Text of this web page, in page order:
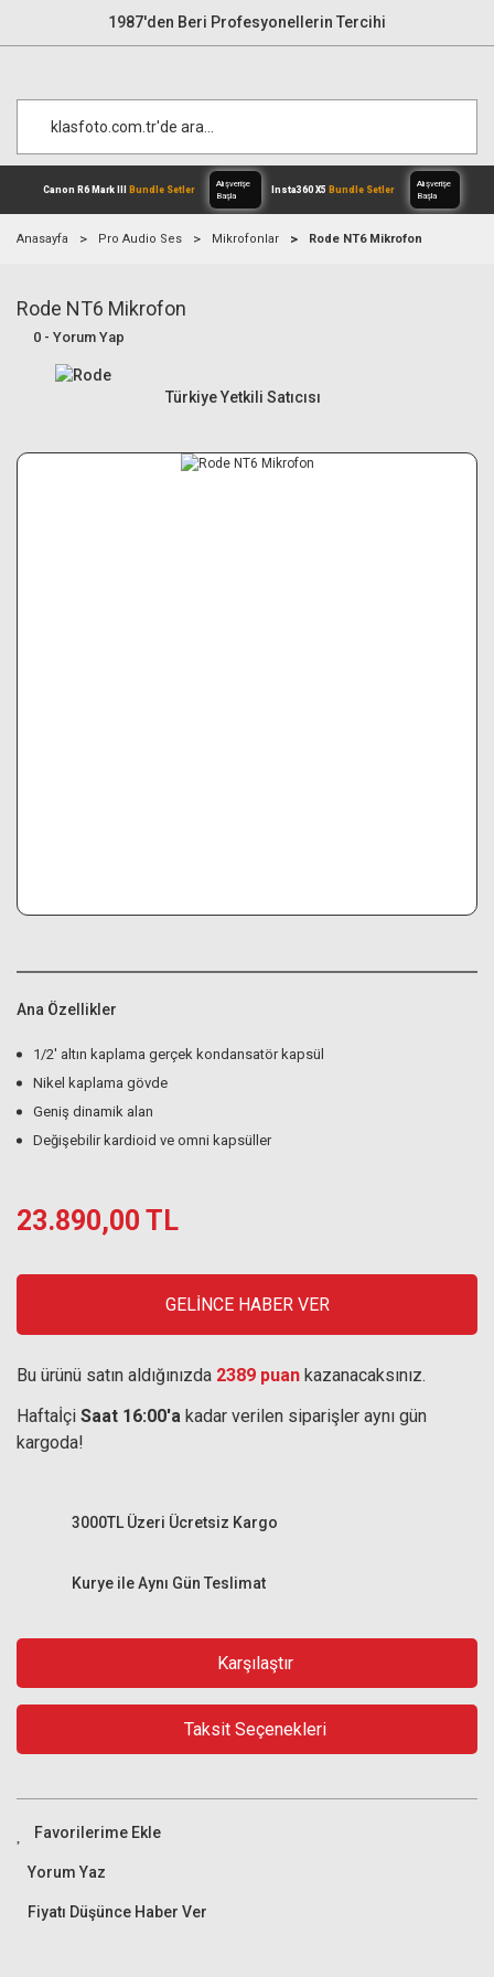
1987'den Beri Profesyonellerin Tercihi
Canon R6 Mark III
Anasayfa Pro Audio Ses Mikrofonlar Rode NT6 Mikrofon
Rode NT6 Mikrofon
0 - Yorum Yap
Türkiye Yetkili Satıcısı
Ana Özellikler
1/2' altın kaplama gerçek kondansatör kapsül
Nikel kaplama gövde
Geniş dinamik alan
Değişebilir kardioid ve omni kapsüller
23.890,00 TL
GELİNCE HABER VER
Bu ürünü satın aldığınızda 2389 puan kazanacaksınız.
Haftaİçi Saat 16:00'a kadar verilen siparişler aynı gün
kargoda!
Kurye ile Aynı Gün Teslimat
3000TL Üzeri Ücretsiz Kargo
Karşılaştır
Taksit Seçenekleri
Yorum Yaz
Fiyatı Düşünce Haber Ver